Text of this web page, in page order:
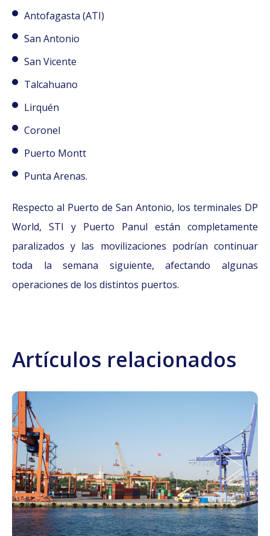
Antofagasta (ATI)
San Antonio
San Vicente
Talcahuano
Lirquén
Coronel
Puerto Montt
Punta Arenas.
Respecto al Puerto de San Antonio, los terminales DP
World, STI y Puerto Panul están completamente
paralizados y las movilizaciones podrían continuar
toda la semana siguiente, afectando algunas
operaciones de los distintos puertos.
Artículos relacionados